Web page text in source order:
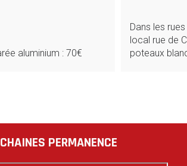
aluminium : 70€
Dans les
local rue de
poteaux
PERMANENCE